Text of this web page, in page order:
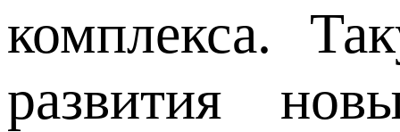
комплекса.
развития